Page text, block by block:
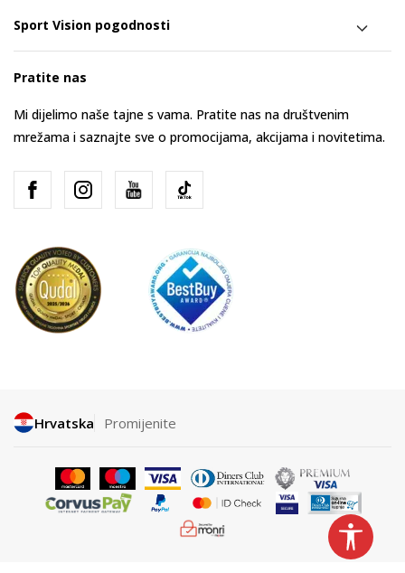
Sport Vision pogodnosti
Pratite nas
Mi dijelimo naše tajne s vama. Pratite nas na društvenim
mrežama i saznajte sve o promocijama, akcijama i novitetima.
Hrvatska Promijenite